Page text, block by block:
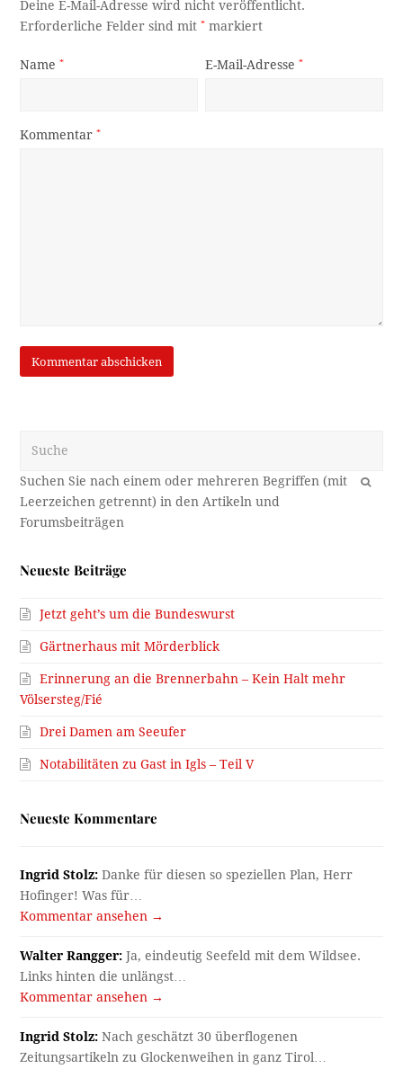
Deine E-Mail-Adresse wird nicht veröffentlicht.
Erforderliche Felder sind mit* markiert
Name* E-Mail-Adresse*
Kommentar*
OK
Neueste Beiträge
Jetzt geht’s um die Bundeswurst
Gärtnerhaus mit Mörderblick
Erinnerung an die Brennerbahn – Kein Halt mehr
Völsersteg/Fié
Drei Damen am Seeufer
Notabilitäten zu Gast in Igls – Teil V
Neueste Kommentare
Ingrid Stolz: Danke für diesen so speziellen Plan, Herr
Hofinger! Was für…
Kommentar ansehen →
Walter Rangger: Ja, eindeutig Seefeld mit dem Wildsee.
Links hinten die unlängst…
Kommentar ansehen →
Ingrid Stolz: Nach geschätzt 30 überflogenen
Zeitungsartikeln zu Glockenweihen in ganz Tirol…